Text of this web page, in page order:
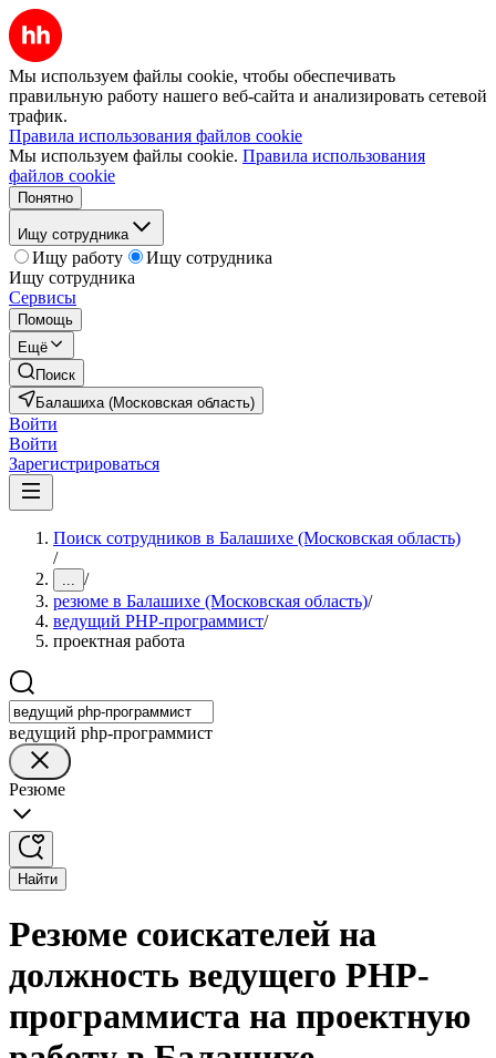
Мы используем файлы cookie, чтобы обеспечивать
правильную работу нашего веб-сайта и анализировать сетевой
трафик.
Правила использования файлов cookie
Мы используем файлы cookie. Правила использования
файлов cookie
Понятно
Ищу сотрудника
Ищу работу
Ищу сотрудника
Ищу сотрудника
Сервисы
Помощь
Ещё
Поиск
Балашиха (Московская область)
Войти
Войти
Зарегистрироваться
Поиск сотрудников в Балашихе (Московская область)
/
... /
резюме в Балашихе (Московская область)/
ведущий PHP-программист/
проектная работа
ведущий php-программист
Резюме
Найти
Резюме соискателей на
должность ведущего PHP-
программиста на проектную